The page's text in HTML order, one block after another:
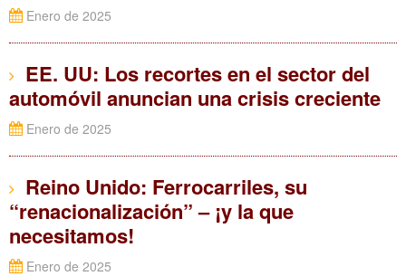
Enero de 2025
EE. UU: Los recortes en el sector del
automóvil anuncian una crisis creciente
Enero de 2025
Reino Unido: Ferrocarriles, su
“renacionalización” – ¡y la que
necesitamos!
Enero de 2025